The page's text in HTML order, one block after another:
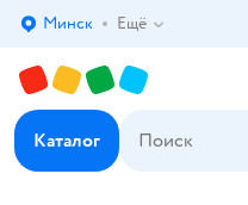
Выбор адреса доставки.
Минск Ещё
Каталог